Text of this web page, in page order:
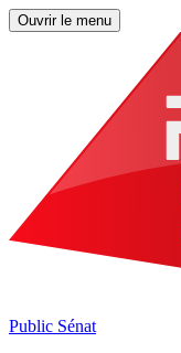
Ouvrir le menu
Public Sénat